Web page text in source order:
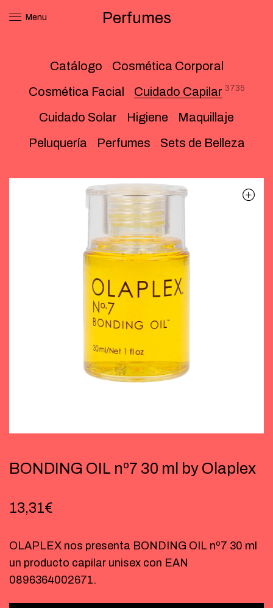
Menu Perfumes
Catálogo
Cosmética Corporal
Cosmética Facial
Cuidado Capilar 3735
Cuidado Solar Higiene
Maquillaje
Peluquería
Perfumes Sets de Belleza
BONDING OIL nº7 30 ml by Olaplex
13,31€
OLAPLEX nos presenta BONDING OIL nº7 30 ml
un producto capilar unisex con EAN
0896364002671.